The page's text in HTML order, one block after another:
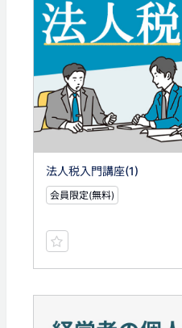
法人税入門講座(1)
会員限定(無料)